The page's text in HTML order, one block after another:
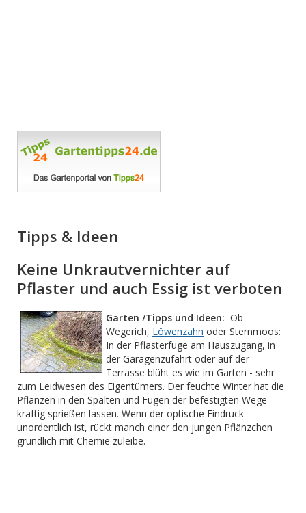
Tipps & Ideen
Keine Unkrautvernichter auf
Pflaster und auch Essig ist verboten
Garten /Tipps und Ideen: Ob
Wegerich, Löwenzahn oder Sternmoos:
In der Pflasterfuge am Hauszugang, in
der Garagenzufahrt oder auf der
Terrasse blüht es wie im Garten - sehr
zum Leidwesen des Eigentümers. Der feuchte Winter hat die
Pflanzen in den Spalten und Fugen der befestigten Wege
kräftig sprießen lassen. Wenn der optische Eindruck
unordentlich ist, rückt manch einer den jungen Pflänzchen
gründlich mit Chemie zuleibe.